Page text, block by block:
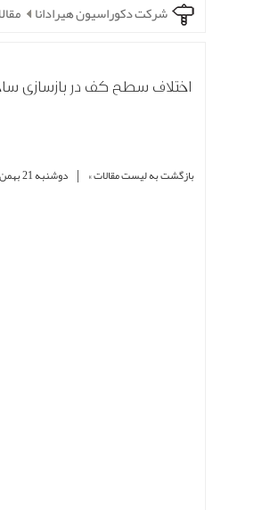
شرکت دکوراسیون هیرادانا
اختلاف سطح کف در بازسازی
بازگشت به لیست مقالات » | دوشنبه 21 بهمن 1398 در ساعت 11 : 40 دقیقه